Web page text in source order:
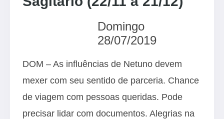
Domingo
28/07/2019
DOM – As influências de Netuno devem
mexer com seu sentido de parceria. Chance
de viagem com pessoas queridas. Pode
precisar lidar com documentos. Alegrias na